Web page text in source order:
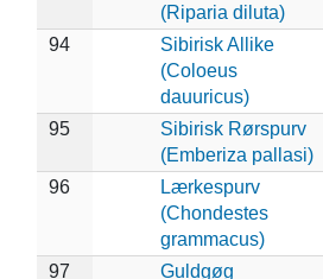
(Riparia diluta)
94
Sibirisk Allike
(Coloeus
dauuricus)
95
Sibirisk Rørspurv
(Emberiza pallasi)
96
Lærkespurv
(Chondestes
grammacus)
97 Guldgøg